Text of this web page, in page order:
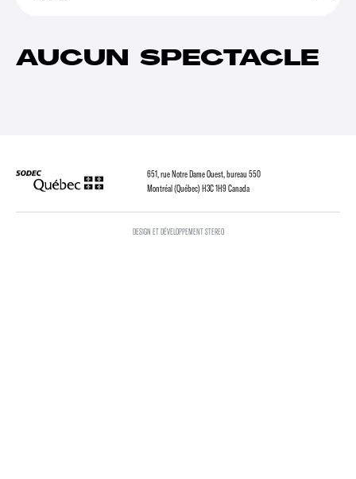
AUCUN SPECTACLE
651, rue Notre Dame Ouest, bureau 550
Montréal (Québec) H3C 1H9 Canada
DESIGN ET DÉVELOPPEMENT STEREO